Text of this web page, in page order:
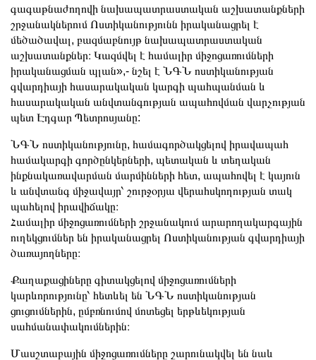
գագաթնաժողովի նախապատրաստական աշխատանքների
շրջանակներում Ոստիկանությունն իրականացրել է
մեծածավալ, բազմաբնույթ նախապատրաստական
աշխատանքներ։ Կազմվել է համալիր միջոցառումների
իրականացման պլան»,- նշել է ՆԳՆ ոստիկանության
գվարդիայի հասարակական կարգի պահպանման և
հասարակական անվտանգության ապահովման վարչության
պետ Էդգար Պետրոսյանը:
ՆԳՆ ոստիկանությունը, համագործակցելով իրավապահ
համակարգի գործընկերների, պետական և տեղական
ինքնակառավարման մարմինների հետ, ապահովել է կայուն
և անվտանգ միջավայր՝ շուրջօրյա վերահսկողության տակ
պահելով իրավիճակը։
Համալիր միջոցառումների շրջանակում արարողակարգային
ուղեկցումներ են իրականացրել Ոստիկանության գվարդիայի
ծառայողները։
Քաղաքացիները գիտակցելով միջոցառումների
կարևորությունը՝ հետևել են ՆԳՆ ոստիկանության
ցուցումներին, ըմբռնումով մոտեցել երթևեկության
սահմանափակումներին։
Մասշտաբային միջոցառումները շարունակվել են նաև